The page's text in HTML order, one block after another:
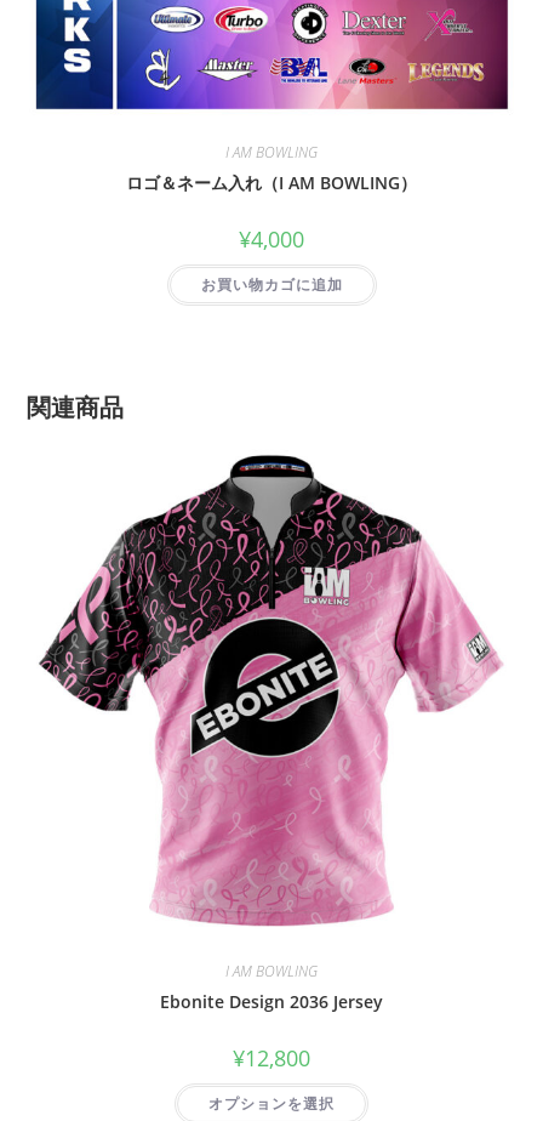
I AM BOWLING
ロゴ＆ネーム入れ（I AM BOWLING）
¥4,000
お買い物カゴに追加
関連商品
I AM BOWLING
Ebonite Design 2036 Jersey
¥12,800
オプションを選択